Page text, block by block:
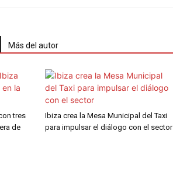
Más del autor
tres
de
Ibiza crea la Mesa Municipal del Taxi
para impulsar el diálogo con el sector